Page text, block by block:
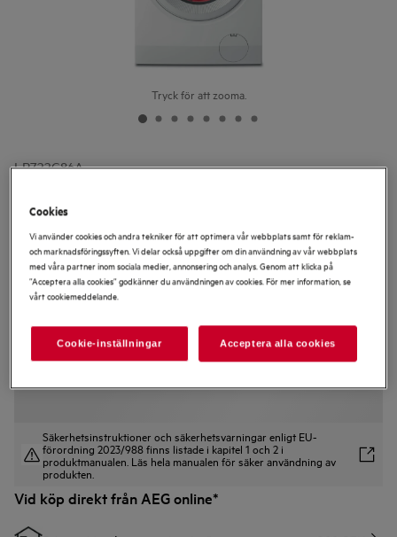
Tryck för att zooma.
LR722G86A
4.9 (7)
Produktblad
Säkerhetsinstruktioner och säkerhetsvarningar enligt EU-
förordning 2023/988 finns listade i kapitel 1 och 2 i
produktmanualen. Läs hela manualen för säker användning av
produkten.
Vid köp direkt från AEG online*
Cookies
Vi använder cookies och andra tekniker för att optimera vår webbplats samt för reklam-
och marknadsföringssyften. Vi delar också uppgifter om din användning av vår webbplats
med våra partner inom sociala medier, annonsering och analys. Genom att klicka på
”Acceptera alla cookies” godkänner du användningen av cookies. För mer information, se
vårt cookiemeddelande.
Cookie-inställningar Acceptera alla cookies